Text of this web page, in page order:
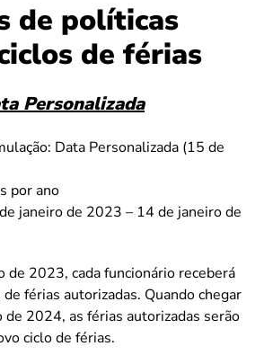
de políticas
de férias
Personalizada
Data Personalizada (15 de
por ano
janeiro de 2023 – 14 de janeiro de
de 2023, cada funcionário receberá
férias autorizadas. Quando chegar
de 2024, as férias autorizadas serão
ciclo de férias.